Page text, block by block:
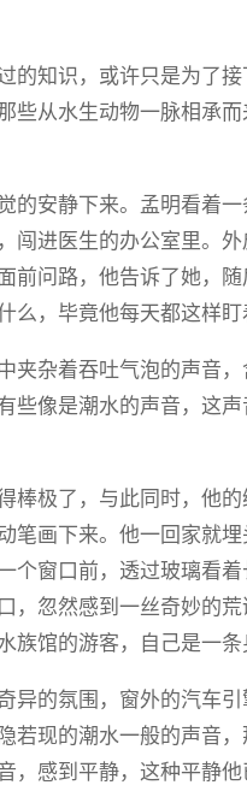
的知识，或许只是为了
些从水生动物一脉相承
的安静下来。孟明看着
闯进医生的办公室里。
前问路，他告诉了她，
么，毕竟他每天都这样盯
夹杂着吞吐气泡的声音
些像是潮水的声音，这
棒极了，与此同时，他
笔画下来。他一回家就
个窗口前，透过玻璃看
，忽然感到一丝奇妙的
族馆的游客，自己是一条
异的氛围，窗外的汽车
若现的潮水一般的声音
，感到平静，这种平静他